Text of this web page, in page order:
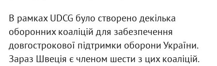
В рамках UDCG було створено декілька
оборонних коаліцій для забезпечення
довгострокової підтримки оборони України.
Зараз Швеція є членом шести з цих коаліцій.